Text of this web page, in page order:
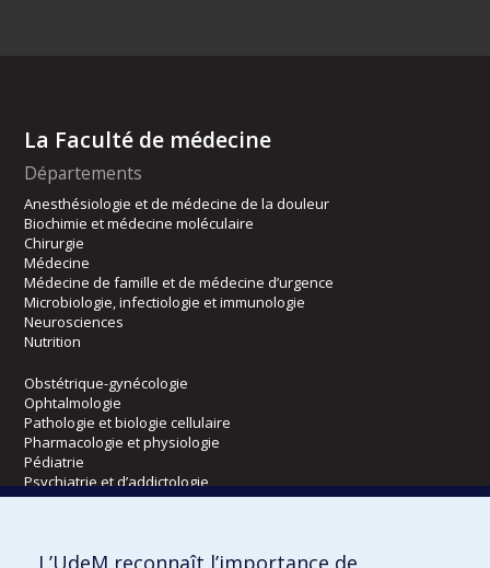
La Faculté de médecine
Départements
Anesthésiologie et de médecine de la douleur
Biochimie et médecine moléculaire
Chirurgie
Médecine
Médecine de famille et de médecine d’urgence
Microbiologie, infectiologie et immunologie
Neurosciences
Nutrition
Obstétrique-gynécologie
Ophtalmologie
Pathologie et biologie cellulaire
Pharmacologie et physiologie
Pédiatrie
Psychiatrie et d’addictologie
Radiologie, radio-oncologie et médecine nucléaire
L’UdeM reconnaît l’importance de